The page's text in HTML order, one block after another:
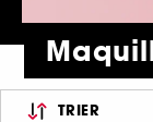
TRIER